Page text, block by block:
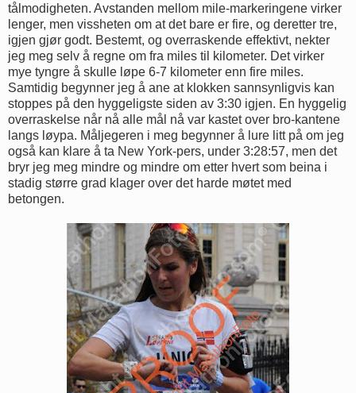
tålmodigheten. Avstanden mellom mile-markeringene virker
lenger, men vissheten om at det bare er fire, og deretter tre,
igjen gjør godt. Bestemt, og overraskende effektivt, nekter
jeg meg selv å regne om fra miles til kilometer. Det virker
mye tyngre å skulle løpe 6-7 kilometer enn fire miles.
Samtidig begynner jeg å ane at klokken sannsynligvis kan
stoppes på den hyggeligste siden av 3:30 igjen. En hyggelig
overraskelse når nå alle mål nå var kastet over bro-kantene
langs løypa. Måljegeren i meg begynner å lure litt på om jeg
også kan klare å ta New York-pers, under 3:28:57, men det
bryr jeg meg mindre og mindre om etter hvert som beina i
stadig større grad klager over det harde møtet med
betongen.